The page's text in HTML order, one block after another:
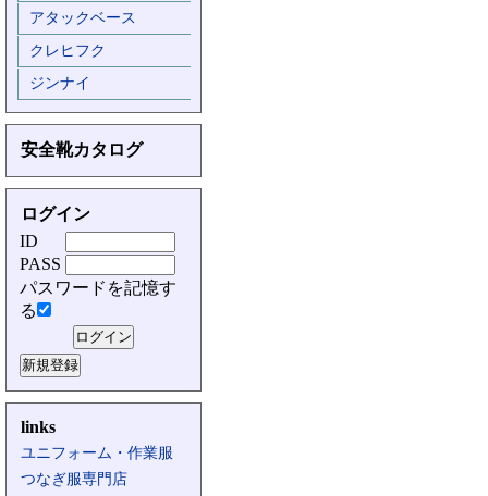
アタックベース
クレヒフク
ジンナイ
安全靴カタログ
ログイン
ID
PASS
パスワードを記憶す
る
links
ユニフォーム・作業服
つなぎ服専門店